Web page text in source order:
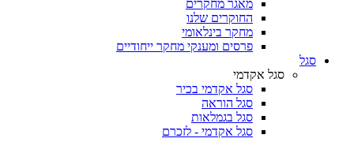
מאגר מחקרים
החוקרים שלנו
מחקר בינלאומי
פרסים ומענקי מחקר ייחודיים
סגל
סגל אקדמי
סגל אקדמי בכיר
סגל הוראה
סגל בגמלאות
סגל אקדמי - לזכרם